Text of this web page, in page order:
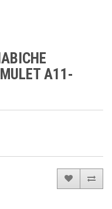
A11-